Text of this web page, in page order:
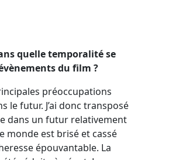
quelle temporalité se
du film ?
préoccupations
le futur. J’ai donc transposé
dans un futur relativement
monde est brisé et cassé
épouvantable. La